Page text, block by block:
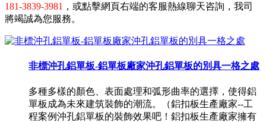
181-3839-3981 ，或點擊網頁右端的客服熱線聊天咨詢，我司
將竭誠為您服務。
非標沖孔鋁單板-鋁單板廠家沖孔鋁單板的別具一格之處
多種多樣的顏色、表面處理和弧形曲率的選擇，使得鋁
單板成為未來建筑裝飾的潮流。（鋁扣板生產廠家--工
程案例沖孔鋁單板的裝飾效果吧！鋁扣板生產廠家擁有